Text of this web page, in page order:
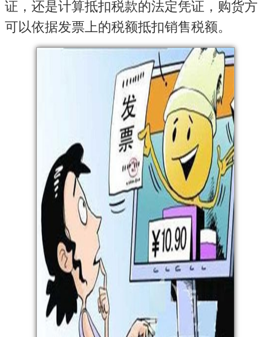
证，还是计算抵扣税款的法定凭证，购货方
可以依据发票上的税额抵扣销售税额。